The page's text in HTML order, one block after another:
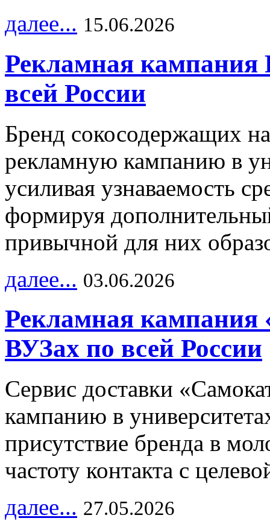
далее... 15.06.2026
Рекламная
всей России
Бренд сокосодержащих
рекламную кампанию в
усиливая узнаваемость
формируя
привычной для них
далее... 03.06.2026
Рекламная кампания
ВУЗах по всей России
Сервис доставки
кампанию в
присутствие бренда в
частоту контакта с
далее... 27.05.2026